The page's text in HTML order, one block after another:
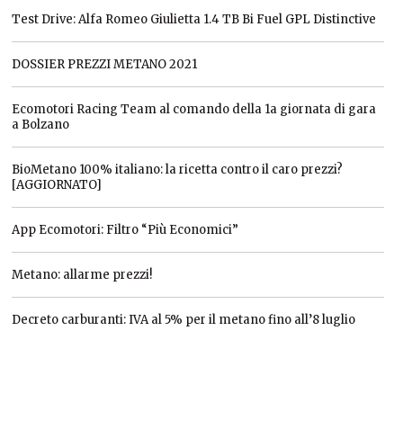
Test Drive: Alfa Romeo Giulietta 1.4 TB Bi Fuel GPL Distinctive
DOSSIER PREZZI METANO 2021
Ecomotori Racing Team al comando della 1a giornata di gara
a Bolzano
BioMetano 100% italiano: la ricetta contro il caro prezzi?
[AGGIORNATO]
App Ecomotori: Filtro “Più Economici”
Metano: allarme prezzi!
Decreto carburanti: IVA al 5% per il metano fino all’8 luglio